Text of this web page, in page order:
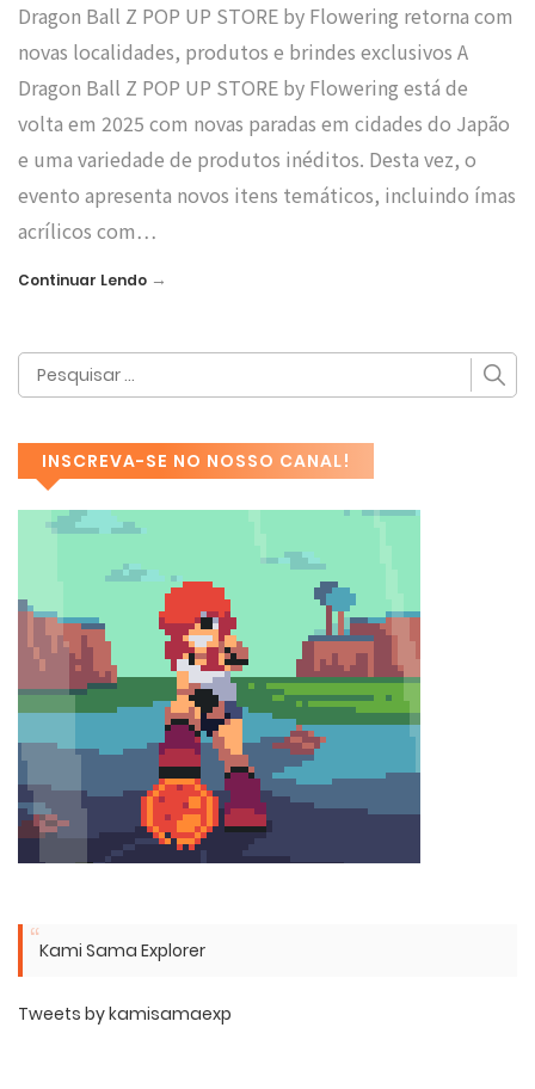
Dragon Ball Z POP UP STORE by Flowering retorna com
novas localidades, produtos e brindes exclusivos A
Dragon Ball Z POP UP STORE by Flowering está de
volta em 2025 com novas paradas em cidades do Japão
e uma variedade de produtos inéditos. Desta vez, o
evento apresenta novos itens temáticos, incluindo ímas
acrílicos com…
Continuar Lendo →
INSCREVA-SE NO NOSSO CANAL!
Kami Sama Explorer
Tweets by kamisamaexp